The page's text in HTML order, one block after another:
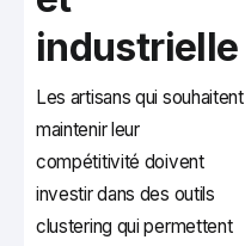
industrielle
Les artisans qui souhaitent
maintenir leur
compétitivité doivent
investir dans des outils
clustering qui permettent